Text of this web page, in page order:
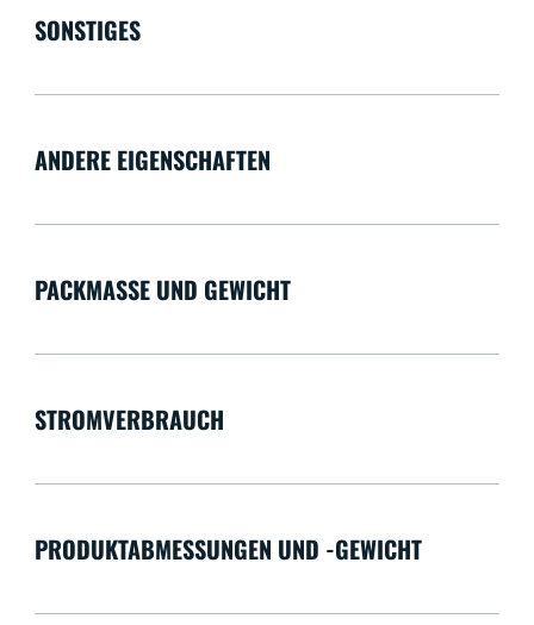
SONSTIGES
ANDERE EIGENSCHAFTEN
PACKMASSE UND GEWICHT
STROMVERBRAUCH
PRODUKTABMESSUNGEN UND -GEWICHT